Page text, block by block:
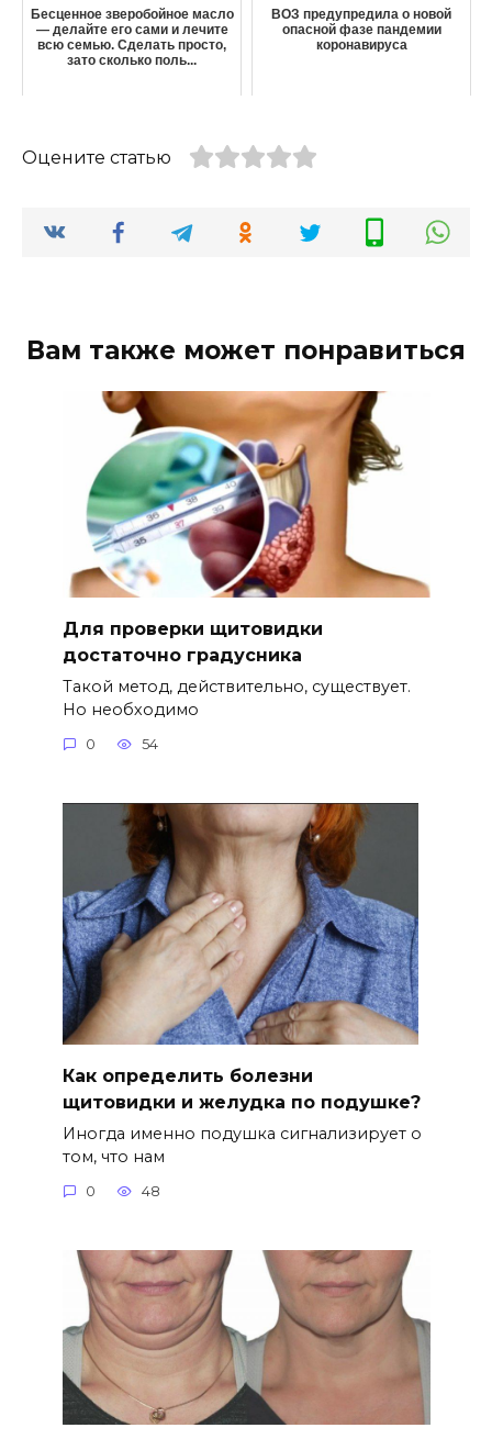
Бесценное зверобойное масло
— делайте его сами и лечите
всю семью. Сделать просто,
зато сколько поль...
ВОЗ предупредила о новой
опасной фазе пандемии
коронавируса
Оцените статью
Вам также может понравиться
Для проверки щитовидки
достаточно градусника
Такой метод, действительно, существует.
Но необходимо
0 54
Как определить болезни
щитовидки и желудка по подушке?
Иногда именно подушка сигнализирует о
том, что нам
0 48